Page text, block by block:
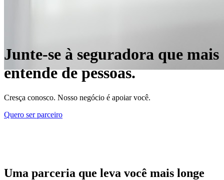
Junte-se à seguradora que mais
entende de pessoas.
Cresça conosco. Nosso negócio é apoiar você.
Quero ser parceiro
Uma parceria que leva você mais longe